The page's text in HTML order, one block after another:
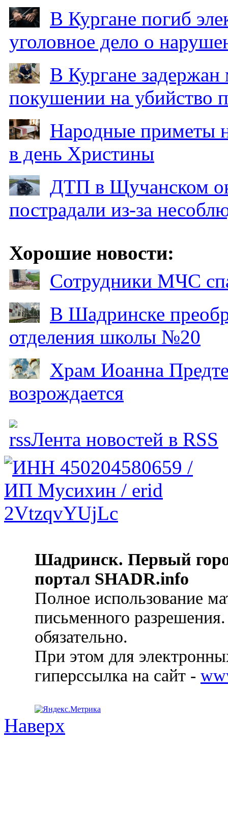
В Кургане погиб
уголовное дело о
В Кургане
покушении на убийство
Народные приметы
в день Христины
ДТП в Щучанском
пострадали из-за
Хорошие новости:
Сотрудники МЧС
В Шадринске
отделения школы №20
Храм Иоанна
возрождается
Лента новостей в RSS
Шадринск. Первый
портал SHADR.info
Полное использование
письменного
обязательно.
При этом для
гиперссылка на сайт -
Наверх